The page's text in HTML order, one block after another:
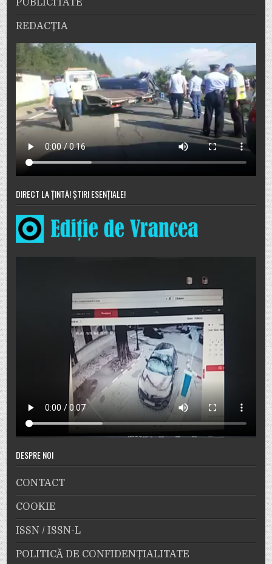
PUBLICITATE
REDACȚIA
DIRECT LA ȚINTĂ! ȘTIRI ESENȚIALE!
DESPRE NOI
CONTACT
COOKIE
ISSN / ISSN-L
POLITICĂ DE CONFIDENȚIALITATE